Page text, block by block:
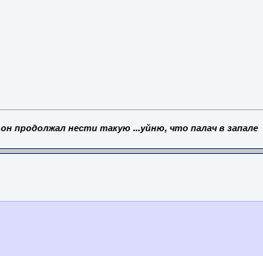
он продолжал нести такую ...уйню, что палач в запале